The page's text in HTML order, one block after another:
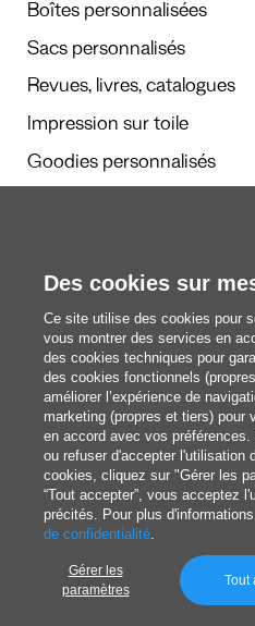
Boîtes personnalisées
Sacs personnalisés
Revues, livres, catalogues
Impression sur toile
Goodies personnalisés
Nous
Politique de
Des cookies sur
Ce site utilise des cookies pour
vous montrer des services en
des cookies techniques pour
des cookies fonctionnels
améliorer l’expérience de
marketing (propres et tiers) pour
en accord avec vos
ou refuser d'accepter l'utilisation
cookies, cliquez sur "Gérer les
“Tout accepter”, vous acceptez
précités. Pour plus
de confidentialité.
Gérer les
paramètres
Tout